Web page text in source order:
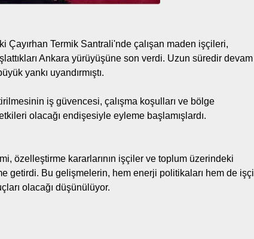
Çayırhan Termik Santrali'nde çalışan maden işçileri,
Ankara yürüyüşüne son verdi. Uzun süredir devam
yankı uyandırmıştı.
iş güvencesi, çalışma koşulları ve bölge
olacağı endişesiyle eyleme başlamışlardı.
özelleştirme kararlarının işçiler ve toplum üzerindeki
getirdi. Bu gelişmelerin, hem enerji politikaları hem de işçi
olacağı düşünülüyor.